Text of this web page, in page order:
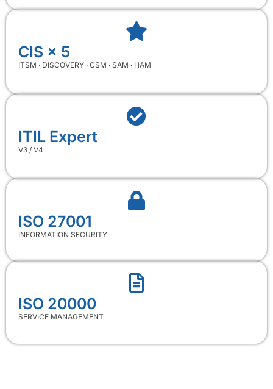
CIS × 5
ITSM · DISCOVERY · CSM · SAM · HAM
ITIL Expert
V3 / V4
ISO 27001
INFORMATION SECURITY
ISO 20000
SERVICE MANAGEMENT